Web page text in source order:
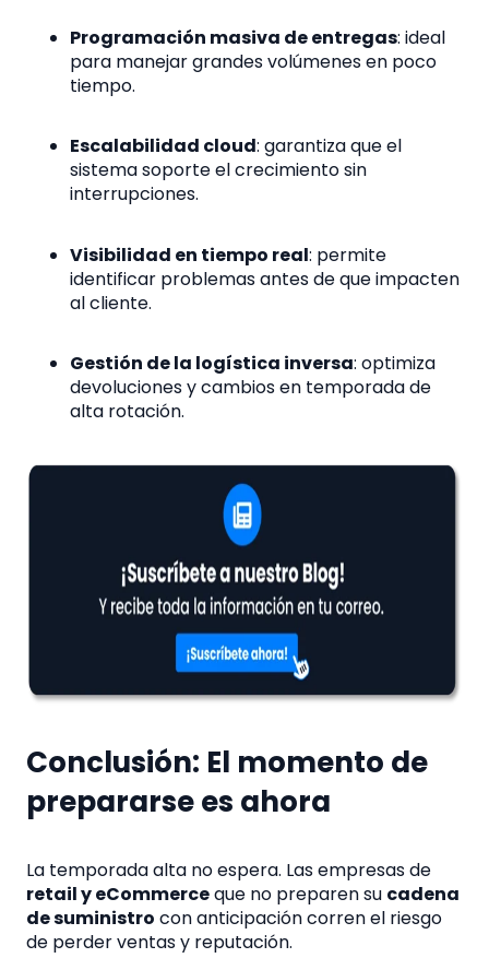
Programación masiva de entregas: ideal
para manejar grandes volúmenes en poco
tiempo.
Escalabilidad cloud: garantiza que el
sistema soporte el crecimiento sin
interrupciones.
Visibilidad en tiempo real: permite
identificar problemas antes de que impacten
al cliente.
Gestión de la logística inversa: optimiza
devoluciones y cambios en temporada de
alta rotación.
Conclusión: El momento de
prepararse es ahora
La temporada alta no espera. Las empresas de
retail y eCommerceque no preparen su cadena
de suministro con anticipación corren el riesgo
de perder ventas y reputación.